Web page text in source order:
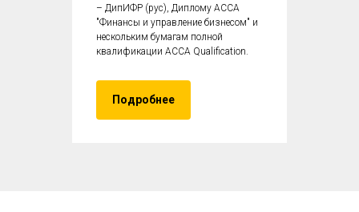
– ДипИФР (рус), Диплому ACCA
"Финансы и управление бизнесом" и
нескольким бумагам полной
квалификации ACCA Qualification.
Подробнее